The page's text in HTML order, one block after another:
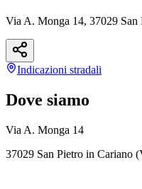
Via A. Monga 14, 37029
Indicazioni stradali
Dove siamo
Via A. Monga 14
37029 San Pietro in Cariano